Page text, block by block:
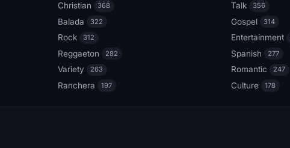
Christian 368 Talk 356
Balada 322 Gospel 314
Rock 312 Entertainment
Reggaeton 282 Spanish 277
Variety 263 Romantic 247
Ranchera 197 Culture 178